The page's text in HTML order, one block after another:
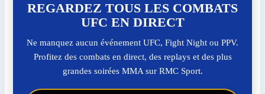
REGARDEZ TOUS LES COMBATS
UFC EN DIRECT
Ne manquez aucun événement UFC, Fight Night ou PPV.
Profitez des combats en direct, des replays et des plus
grandes soirées MMA sur RMC Sport.